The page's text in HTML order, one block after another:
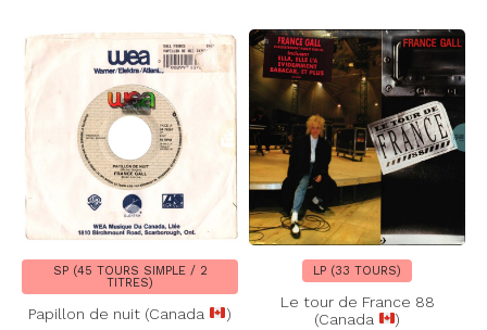
SP (45 TOURS SIMPLE / 2
TITRES)
Papillon de nuit (Canada )
LP (33 TOURS)
Le tour de France 88
(Canada
)